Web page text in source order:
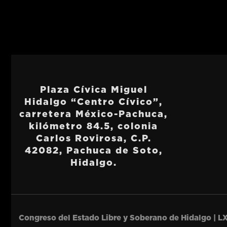
Plaza Cívica Miguel
Hidalgo “Centro Cívico”,
carretera México-Pachuca,
kilómetro 84.5, colonia
Carlos Rovirosa, C.P.
42082, Pachuca de Soto,
Hidalgo.
Congreso del Estado Libre y Soberano de Hidalgo |